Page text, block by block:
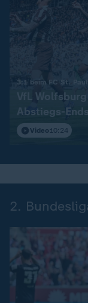
3:1 beim FC St. Pauli
VfL
Abstiegs-
Video 10:24
2.